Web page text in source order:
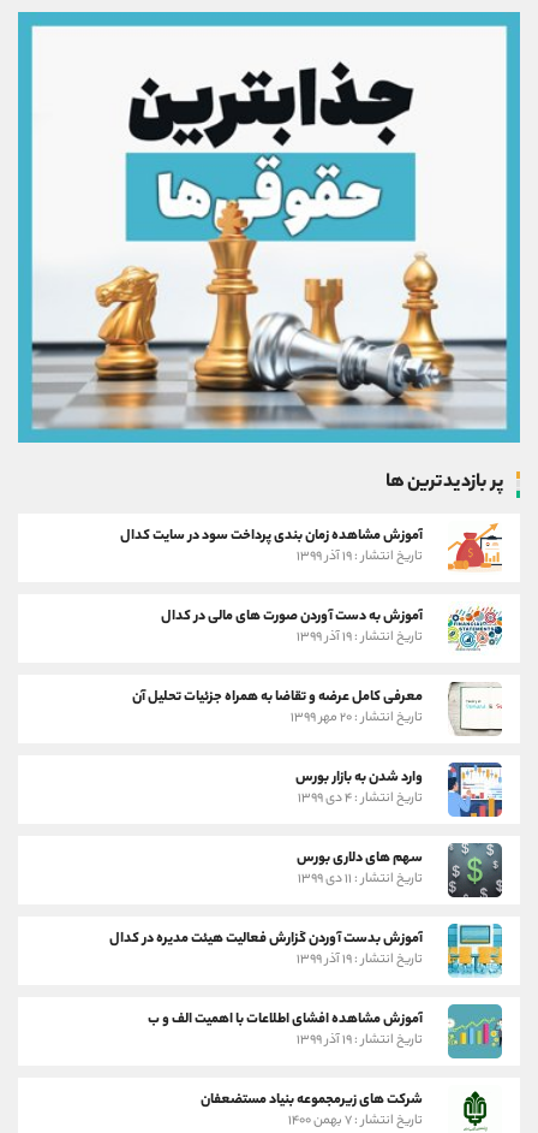
پر بازدیدترین ها
آموزش مشاهده زمان بندی پرداخت سود در سایت کدال
تاریخ انتشار : ۱۹ آذر ۱۳۹۹
آموزش به دست آوردن صورت های مالی در کدال
تاریخ انتشار : ۱۹ آذر ۱۳۹۹
معرفی کامل عرضه و تقاضا به همراه جزئیات تحلیل آن
تاریخ انتشار : ۲۰ مهر ۱۳۹۹
وارد شدن به بازار بورس
تاریخ انتشار : ۴ دی ۱۳۹۹
سهم های دلاری بورس
تاریخ انتشار : ۱۱ دی ۱۳۹۹
آموزش بدست آوردن گزارش فعالیت هیئت مدیره در کدال
تاریخ انتشار : ۱۹ آذر ۱۳۹۹
آموزش مشاهده افشای اطلاعات با اهمیت الف و ب
تاریخ انتشار : ۱۹ آذر ۱۳۹۹
شرکت های زیرمجموعه بنیاد مستضعفان
تاریخ انتشار : ۷ بهمن ۱۴۰۰